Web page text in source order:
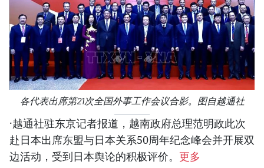
各代表出席第21次全国外事工作会议合影。图自越通社
·越通社驻东京记者报道，越南政府总理范明政此次
赴日本出席东盟与日本关系50周年纪念峰会并开展双
边活动，受到日本舆论的积极评价。 更多